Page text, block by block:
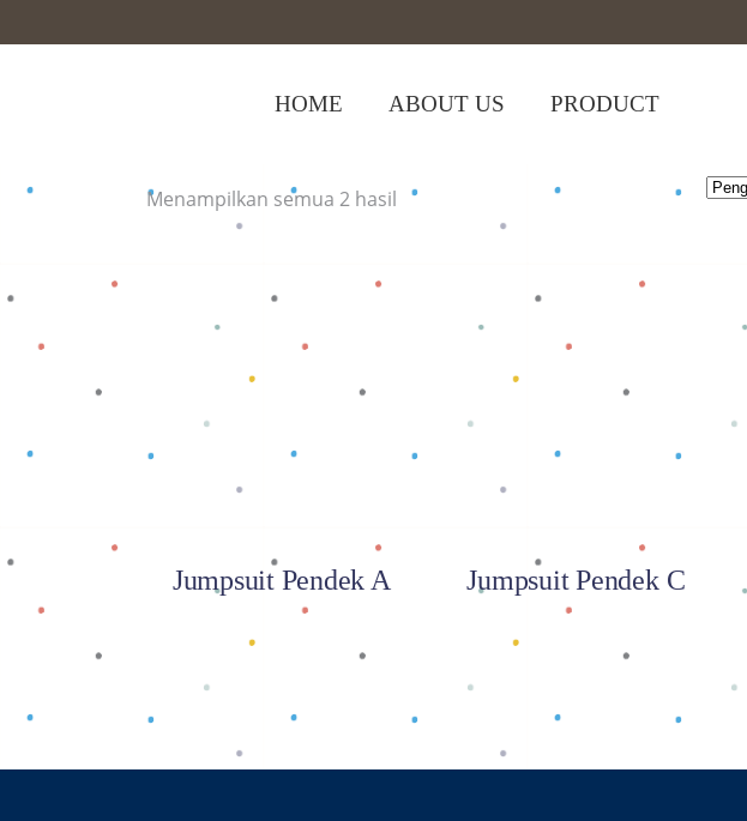
HOME ABOUT US PRODUCT
Home>Shop>jumpsuit pendek
Menampilkan semua 2 hasil
Baca selengkapnya
Jumpsuit Pendek A
Baca selengkapnya
Jumpsuit Pendek C